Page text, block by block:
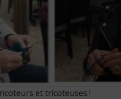
et tricoteuses !